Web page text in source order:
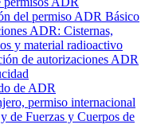
del permiso ADR Básico
ADR: Cisternas,
y material radioactivo
de autorizaciones ADR
de ADR
permiso internacional
de Fuerzas y Cuerpos de